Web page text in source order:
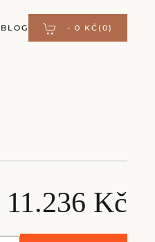
BLOG - 0 KČ (0)
11.236 Kč